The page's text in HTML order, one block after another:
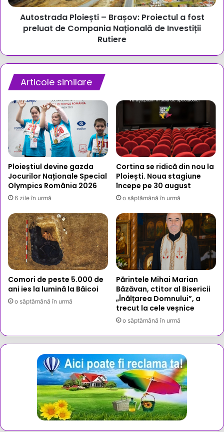
de
Compania
Națională
Rutiere
Autostrada Ploiești – Brașov: Proiectul a fost
preluat de Compania Națională de Investiții
Rutiere
Articole similare
Ploieștiul devine gazda
Jocurilor Naționale Special
Olympics România 2026
6 zile în urmă
Cortina se ridică din nou la
Ploiești. Noua stagiune
începe pe 30 august
o săptămână în urmă
Comori de peste 5.000 de
ani ies la lumină la Băicoi
o săptămână în urmă
Părintele Mihai Marian
Băzăvan, ctitor al Bisericii
„Înălțarea Domnului”, a
trecut la cele veșnice
o săptămână în urmă